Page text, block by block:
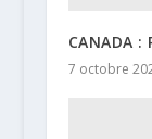
CANADA :
7 octobre